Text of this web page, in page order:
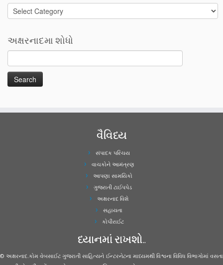
Categories
અક્ષરનાદમા શોધો
વૈવિધ્ય
સંપાદક પરિચય
વાચકોને આમંત્રણ
આપણા સામયિકો
ગુજરાતી ટાઈપપેડ
અક્ષરનાદ વિશે
સહાયતા
કોપીરાઈટ
ધ્યાનમાં રાખશો..
© અક્ષરનાદ.કોમ વેબસાઈટ ગુજરાતી સાહિત્યને ઈન્ટરનેટના માધ્યમથી વિશ્વના વિવિધ વિભાગોમાં વસતા